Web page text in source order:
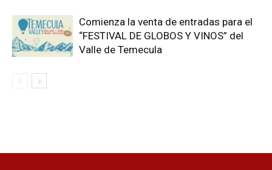
Comienza la venta de entradas para el
“FESTIVAL DE GLOBOS Y VINOS” del
Valle de Temecula